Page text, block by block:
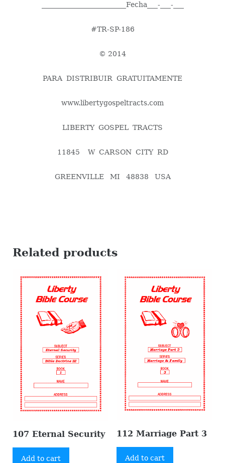
________________________Fecha___-___-___
#TR-SP-186
© 2014
PARA DISTRIBUIR GRATUITAMENTE
www.libertygospeltracts.com
LIBERTY GOSPEL TRACTS
11845 W CARSON CITY RD
GREENVILLE MI 48838 USA
Related products
107 Eternal Security
Add to cart
112 Marriage Part 3
Add to cart